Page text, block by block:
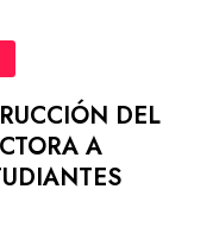
DEL
A